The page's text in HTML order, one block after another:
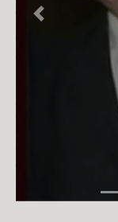
Previous